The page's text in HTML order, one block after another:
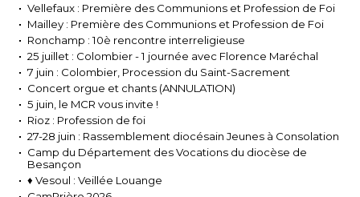
Vellefaux : Première des Communions et Profession de Foi
Mailley : Première des Communions et Profession de Foi
Ronchamp : 10è rencontre interreligieuse
25 juillet : Colombier - 1 journée avec Florence Maréchal
7 juin : Colombier, Procession du Saint-Sacrement
Concert orgue et chants (ANNULATION)
5 juin, le MCR vous invite !
Rioz : Profession de foi
27-28 juin : Rassemblement diocésain Jeunes à Consolation
Camp du Département des Vocations du diocèse de
Besançon
♦ Vesoul : Veillée Louange